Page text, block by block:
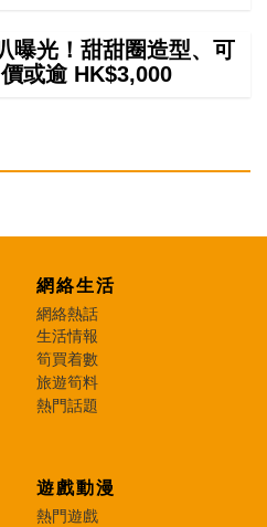
曝光！甜甜圈造型、可
或逾 HK$3,000
網絡生活
網絡熱話
生活情報
筍買着數
旅遊筍料
熱門話題
遊戲動漫
熱門遊戲